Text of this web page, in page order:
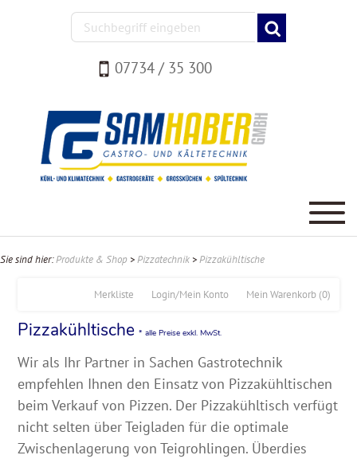
07734 / 35 300
Sie sind hier:Produkte & Shop >Pizzatechnik >Pizzakühltische
Mein Warenkorb (0)
Login/Mein Konto
Merkliste
Pizzakühltische * alle Preise exkl. MwSt.
Wir als Ihr Partner in Sachen Gastrotechnik
empfehlen Ihnen den Einsatz von Pizzakühltischen
beim Verkauf von Pizzen. Der Pizzakühltisch verfügt
nicht selten über Teigladen für die optimale
Zwischenlagerung von Teigrohlingen. Überdies